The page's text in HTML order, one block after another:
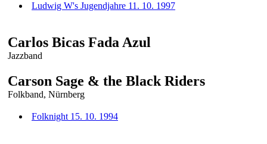
Ludwig W's Jugendjahre 11. 10. 1997
Carlos Bicas Fada Azul
Jazzband
Carson Sage & the Black Riders
Folkband, Nürnberg
Folknight 15. 10. 1994